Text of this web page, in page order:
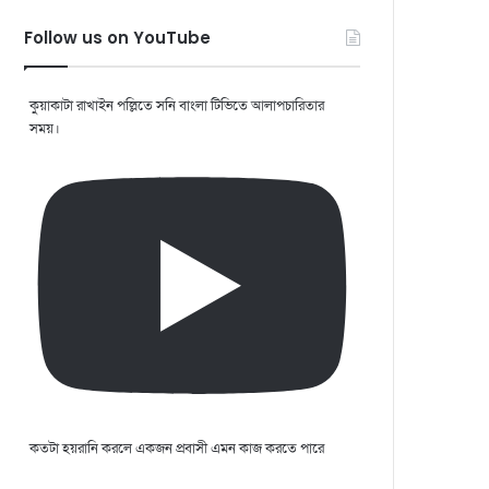
Follow us on YouTube
কুয়াকাটা রাখাইন পল্লিতে সনি বাংলা টিভিতে আলাপচারিতার
সময়।
কতটা হয়রানি করলে একজন প্রবাসী এমন কাজ করতে পারে